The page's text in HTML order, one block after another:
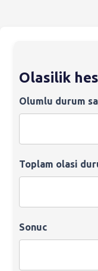
Olasilik
Olumlu durum
Toplam olasi
Sonuc